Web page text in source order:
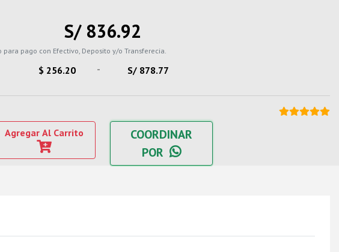
S/ 836.92
para pago con Efectivo, Deposito y/o Transferecia.
$ 256.20 - S/ 878.77
Agregar Al Carrito
COORDINAR
POR